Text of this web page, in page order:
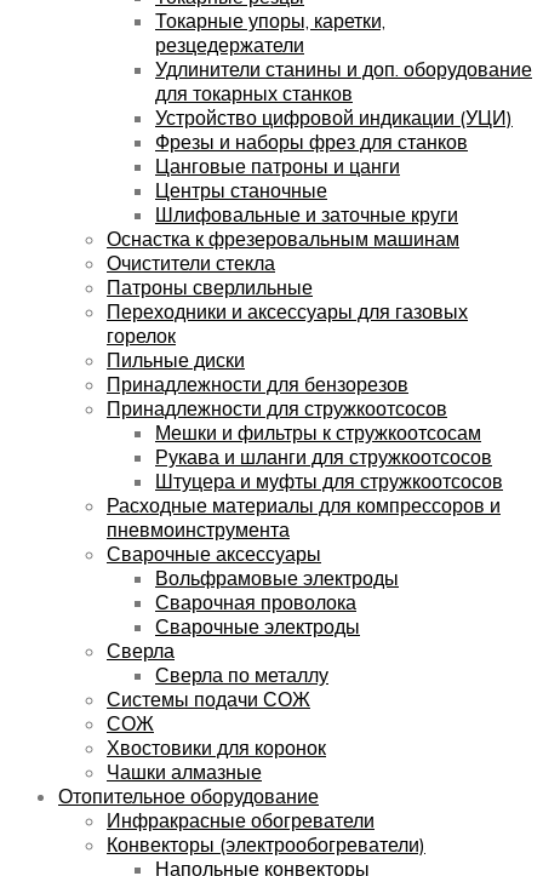
Токарные упоры, каретки,
резцедержатели
Удлинители станины и доп. оборудование
для токарных станков
Устройство цифровой индикации (УЦИ)
Фрезы и наборы фрез для станков
Цанговые патроны и цанги
Центры станочные
Шлифовальные и заточные круги
Оснастка к фрезеровальным машинам
Очистители стекла
Патроны сверлильные
Переходники и аксессуары для газовых
горелок
Пильные диски
Принадлежности для бензорезов
Принадлежности для стружкоотсосов
Мешки и фильтры к стружкоотсосам
Рукава и шланги для стружкоотсосов
Штуцера и муфты для стружкоотсосов
Расходные материалы для компрессоров и
пневмоинструмента
Сварочные аксессуары
Вольфрамовые электроды
Сварочная проволока
Сварочные электроды
Сверла
Сверла по металлу
Системы подачи СОЖ
СОЖ
Хвостовики для коронок
Чашки алмазные
Отопительное оборудование
Инфракрасные обогреватели
Конвекторы (электрообогреватели)
Напольные конвекторы